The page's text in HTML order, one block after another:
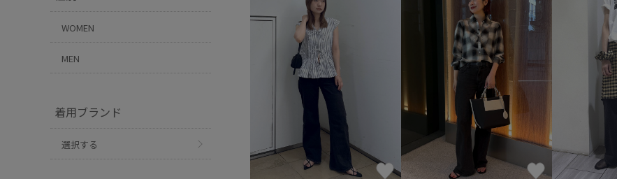
WOMEN
MEN
着用ブランド
選択する